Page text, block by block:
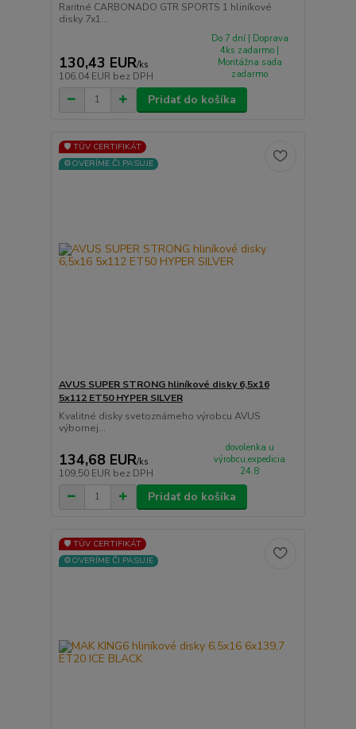
Raritné CARBONADO GTR SPORTS 1 hliníkové
disky 7x1...
130,43 EUR/ks
106,04 EUR bez DPH
Do 7 dní | Doprava
4ks zadarmo |
Montážna sada
zadarmo
Pridať do košíka
🛡️ TÜV CERTIFIKÁT
⚙️OVERÍME ČI PASUJE
AVUS SUPER STRONG hliníkové disky 6,5x16
5x112 ET50 HYPER SILVER
Kvalitné disky svetoznámeho výrobcu AVUS
výbornej...
134,68 EUR/ks
109,50 EUR bez DPH
dovolenka u
výrobcu,expedicia
24.8
Pridať do košíka
🛡️ TÜV CERTIFIKÁT
⚙️OVERÍME ČI PASUJE